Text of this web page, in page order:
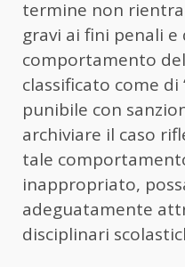
termine non
gravi ai fini penali
comportamento
classificato come di
punibile con
archiviare il caso
tale
inappropriato,
adeguatamente
disciplinari